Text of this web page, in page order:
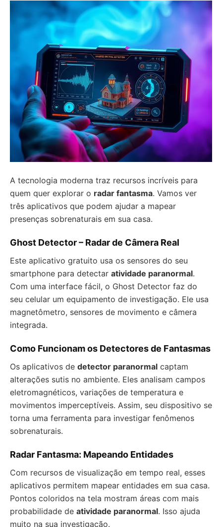
A tecnologia moderna traz recursos incríveis para
quem quer explorar o radar fantasma. Vamos ver
três aplicativos que podem ajudar a mapear
presenças sobrenaturais em sua casa.
Ghost Detector – Radar de Câmera Real
Este aplicativo gratuito usa os sensores do seu
smartphone para detectar atividade paranormal.
Com uma interface fácil, o Ghost Detector faz do
seu celular um equipamento de investigação. Ele usa
magnetômetro, sensores de movimento e câmera
integrada.
Como Funcionam os Detectores de Fantasmas
Os aplicativos de detector paranormal captam
alterações sutis no ambiente. Eles analisam campos
eletromagnéticos, variações de temperatura e
movimentos imperceptíveis. Assim, seu dispositivo se
torna uma ferramenta para investigar fenômenos
sobrenaturais.
Radar Fantasma: Mapeando Entidades
Com recursos de visualização em tempo real, esses
aplicativos permitem mapear entidades em sua casa.
Pontos coloridos na tela mostram áreas com mais
probabilidade de atividade paranormal. Isso ajuda
muito na sua investigação.